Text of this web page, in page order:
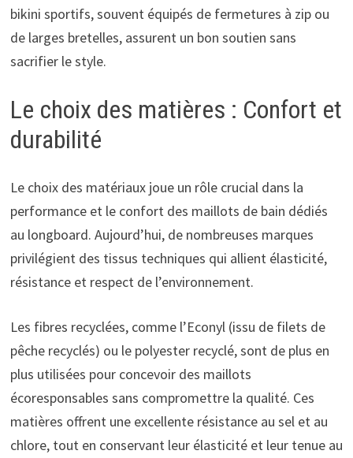
bikini sportifs, souvent équipés de fermetures à zip ou
de larges bretelles, assurent un bon soutien sans
sacrifier le style.
Le choix des matières : Confort et
durabilité
Le choix des matériaux joue un rôle crucial dans la
performance et le confort des maillots de bain dédiés
au longboard. Aujourd’hui, de nombreuses marques
privilégient des tissus techniques qui allient élasticité,
résistance et respect de l’environnement.
Les fibres recyclées, comme l’Econyl (issu de filets de
pêche recyclés) ou le polyester recyclé, sont de plus en
plus utilisées pour concevoir des maillots
écoresponsables sans compromettre la qualité. Ces
matières offrent une excellente résistance au sel et au
chlore, tout en conservant leur élasticité et leur tenue au